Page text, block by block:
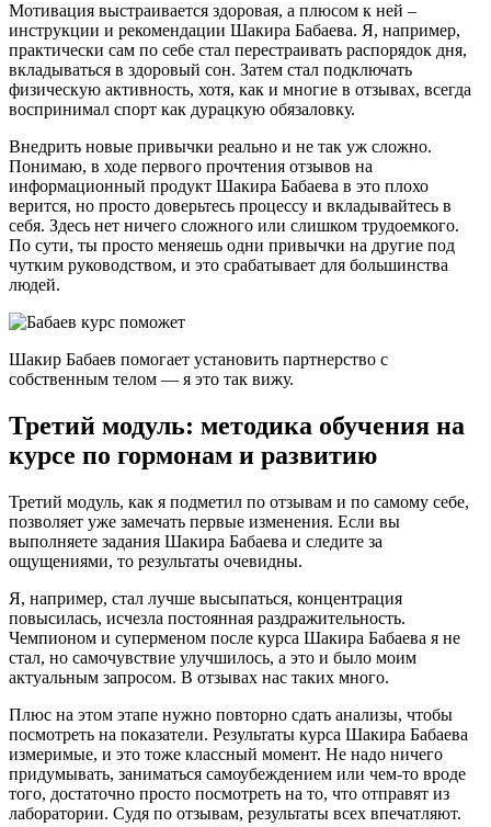
Мотивация выстраивается здоровая, а плюсом к ней –
инструкции и рекомендации Шакира Бабаева. Я, например,
практически сам по себе стал перестраивать распорядок дня,
вкладываться в здоровый сон. Затем стал подключать
физическую активность, хотя, как и многие в отзывах, всегда
воспринимал спорт как дурацкую обязаловку.
Внедрить новые привычки реально и не так уж сложно.
Понимаю, в ходе первого прочтения отзывов на
информационный продукт Шакира Бабаева в это плохо
верится, но просто доверьтесь процессу и вкладывайтесь в
себя. Здесь нет ничего сложного или слишком трудоемкого.
По сути, ты просто меняешь одни привычки на другие под
чутким руководством, и это срабатывает для большинства
людей.
Шакир Бабаев помогает установить партнерство с
собственным телом — я это так вижу.
Третий модуль: методика обучения на
курсе по гормонам и развитию
Третий модуль, как я подметил по отзывам и по самому себе,
позволяет уже замечать первые изменения. Если вы
выполняете задания Шакира Бабаева и следите за
ощущениями, то результаты очевидны.
Я, например, стал лучше высыпаться, концентрация
повысилась, исчезла постоянная раздражительность.
Чемпионом и суперменом после курса Шакира Бабаева я не
стал, но самочувствие улучшилось, а это и было моим
актуальным запросом. В отзывах нас таких много.
Плюс на этом этапе нужно повторно сдать анализы, чтобы
посмотреть на показатели. Результаты курса Шакира Бабаева
измеримые, и это тоже классный момент. Не надо ничего
придумывать, заниматься самоубеждением или чем-то вроде
того, достаточно просто посмотреть на то, что отправят из
лаборатории. Судя по отзывам, результаты всех впечатляют.